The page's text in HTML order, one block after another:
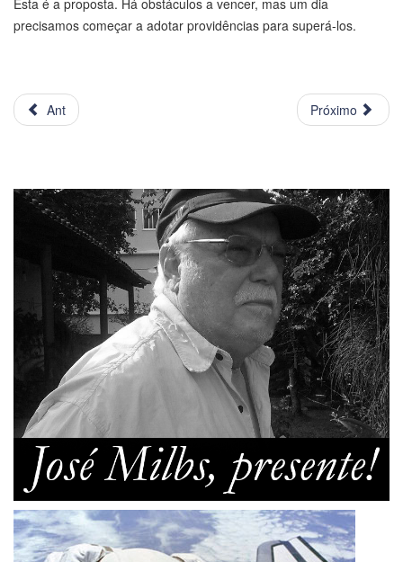
Esta é a proposta. Há obstáculos a vencer, mas um dia
precisamos começar a adotar providências para superá-los.
Ant Próximo